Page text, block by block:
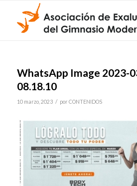
WhatsApp Image 2023-
08.18.10
10 marzo, 2023 / por CONTENIDOS